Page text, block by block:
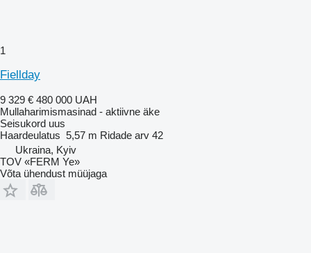
1
Fiellday
9 329 € 480 000 UAH
Mullaharimismasinad - aktiivne äke
Seisukord uus
Haardeulatus 5,57 m Ridade arv 42
Ukraina, Kyiv
TOV «FERM Ye»
Võta ühendust müüjaga